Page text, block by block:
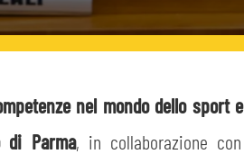
nel mondo dello sport
di Parma, in collaborazione con